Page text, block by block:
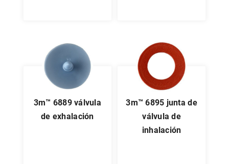
3m™ 6889 válvula
de exhalación
3m™ 6895 junta de
válvula de
inhalación